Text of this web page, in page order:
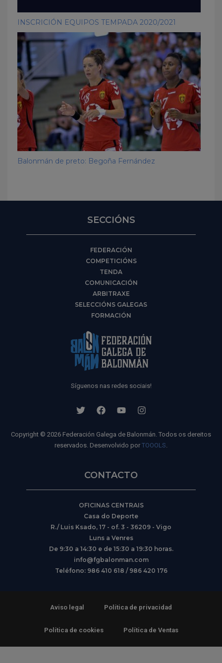
INSCRICIÓN EQUIPOS TEMPADA 2020/2021
Balonmán de preto: Begoña Fernández
SECCIÓNS
FEDERACIÓN
COMPETICIÓNS
TENDA
COMUNICACIÓN
ARBITRAXE
SELECCIÓNS GALEGAS
FORMACIÓN
Síguenos nas redes sociais!
Copyright © 2026 Federación Galega de Balonmán. Todos os dereitos
reservados. Desenvolvido por TOOOLS
CONTACTO
OFICINAS CENTRAIS
Casa do Deporte
R./ Luis Ksado, 17 - of. 3 - 36209 - Vigo
Luns a Venres
De 9:30 a 14:30 e de 15:30 a 19:30 horas.
info@fgbalonman.com
Teléfono: 986 410 618 / 986 420 176
Aviso legal Política de privacidad
Política de cookies Política de Ventas